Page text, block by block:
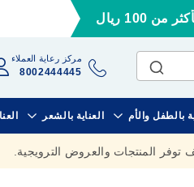
ريال
مركز رعاية العملاء
8002444445
بالطفل والأم العناية بالشعر
توفر المنتجات والعروض الترويجية.